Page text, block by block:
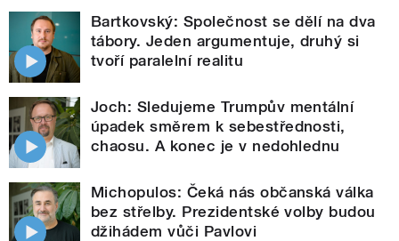
Bartkovský: Společnost se dělí na dva
tábory. Jeden argumentuje, druhý si
tvoří paralelní realitu
Joch: Sledujeme Trumpův mentální
úpadek směrem k sebestřednosti,
chaosu. A konec je v nedohlednu
Michopulos: Čeká nás občanská válka
bez střelby. Prezidentské volby budou
džihádem vůči Pavlovi